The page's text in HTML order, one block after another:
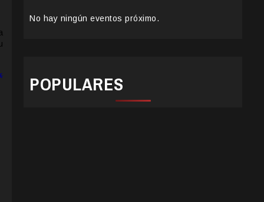
No hay ningún eventos próximo.
POPULARES